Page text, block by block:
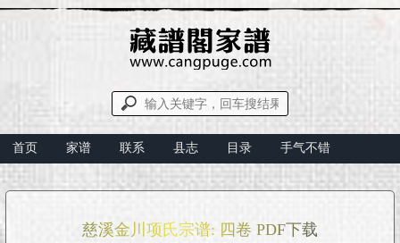
首页 家谱 联系 县志 目录 手气不错
慈溪金川项氏宗谱: 四卷 PDF下载